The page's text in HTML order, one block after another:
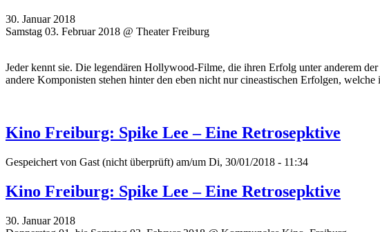
30. Januar 2018
Samstag 03. Februar 2018 @ Theater Freiburg
Jeder kennt sie. Die legendären Hollywood-Filme, die ihren Erfolg unter anderem
andere Komponisten stehen hinter den eben nicht nur cineastischen Erfolgen,
Kino Freiburg: Spike Lee – Eine Retrosepktive
Gespeichert von Gast (nicht überprüft) am/um Di, 30/01/2018 - 11:34
Kino Freiburg: Spike Lee – Eine Retrosepktive
30. Januar 2018